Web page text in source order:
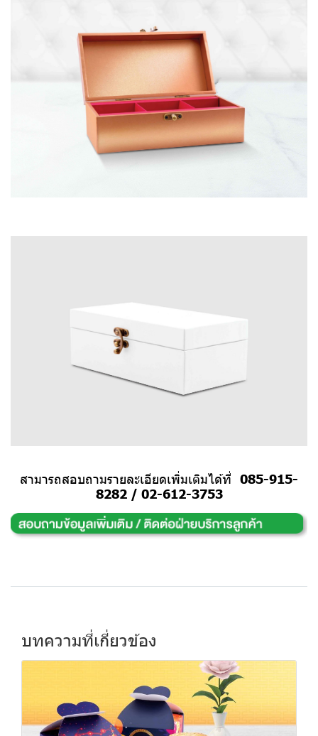
สามารถสอบถามรายละเอียดเพิ่มเติมได้ที่ 085-915-
8282/ 02-612-3753
บทความที่เกี่ยวข้อง